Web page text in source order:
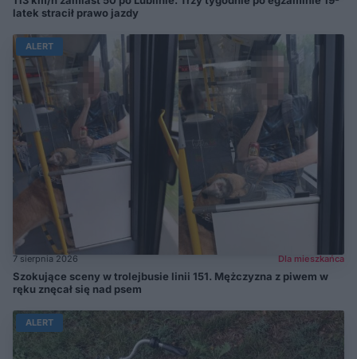
latek stracił prawo jazdy
ALERT
7 sierpnia 2026 Dla mieszkańca
Szokujące sceny w trolejbusie linii 151. Mężczyzna z piwem w
ręku znęcał się nad psem
ALERT